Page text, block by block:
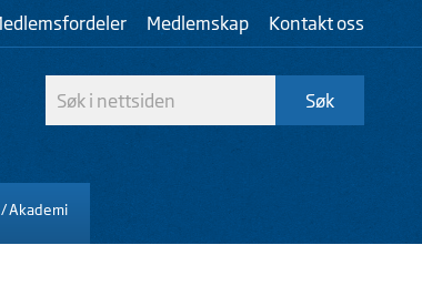
Medlemskap Kontakt oss
Akademi